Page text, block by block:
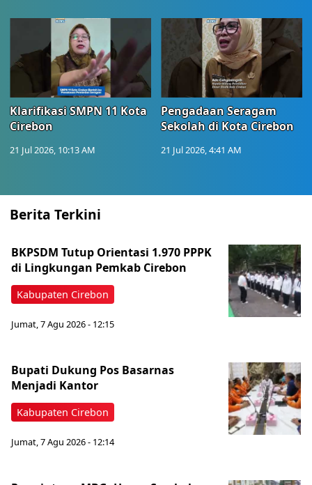
Klarifikasi SMPN 11 Kota
Cirebon
21 Jul 2026, 10:13 AM
Pengadaan Seragam
Sekolah di Kota Cirebon
21 Jul 2026, 4:41 AM
Berita Terkini
Kabupaten Cirebon
BKPSDM Tutup Orientasi 1.970 PPPK
di Lingkungan Pemkab Cirebon
Jumat, 7 Agu 2026 - 12:15
Kabupaten Cirebon
Bupati Dukung Pos Basarnas
Menjadi Kantor
Jumat, 7 Agu 2026 - 12:14